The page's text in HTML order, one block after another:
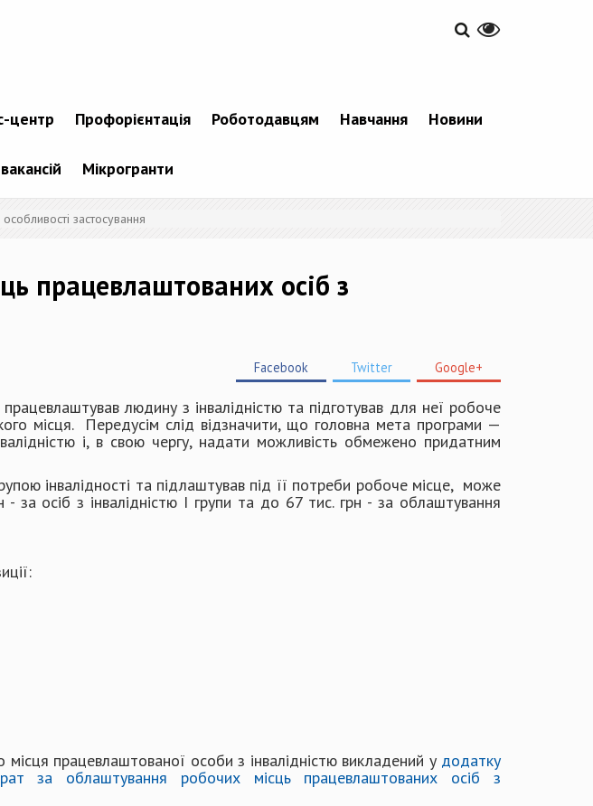
центр Профорієнтація Роботодавцям Навчання Новини
Мікрогранти
застосування
працевлаштованих осіб з
Facebook Twitter Google+
людину з інвалідністю та підготував для неї робоче
місця. Передусім слід відзначити, що головна мета програми —
і, в свою чергу, надати можливість обмежено придатним
інвалідності та підлаштував під її потреби робоче місце, може
осіб з інвалідністю І групи та до 67 тис. грн - за облаштування
працевлаштованої особи з інвалідністю викладений у додатку
за облаштування робочих місць працевлаштованих осіб з